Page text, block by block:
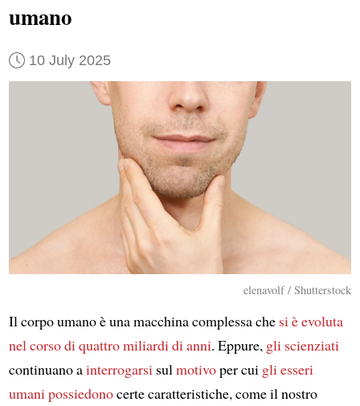
umano
10 July 2025
elenavolf / Shutterstock
Il corpo umano è una macchina complessa che si è evoluta
nel corso di quattro miliardi di anni. Eppure, gli scienziati
continuano ainterrogarsi sul motivoper cui gli esseri
umani possiedonocerte caratteristiche, come il nostro